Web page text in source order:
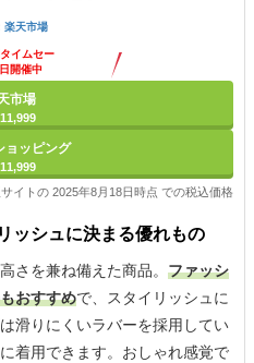
楽天市場
イムセー
開催中
市場
ョッピング
イトの 2025年8月18日時点 での税込価格
ッシュに決まる優れもの
さを兼ね備えた商品。 ファッシ
おすすめで、スタイリッシュに
滑りにくいラバーを採用してい
着用できます。おしゃれ感覚で